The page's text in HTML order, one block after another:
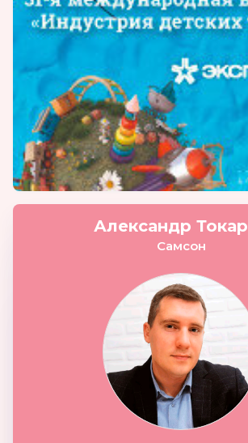
Александр
Самсон